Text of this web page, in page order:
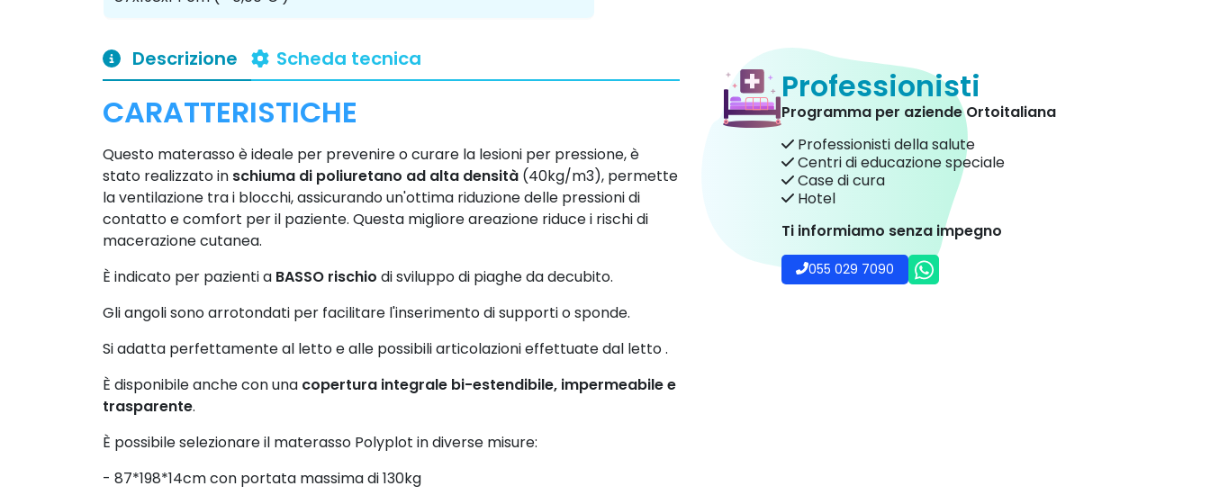
Professionisti
Programma per aziende Ortoitaliana
Professionisti della salute
Centri di educazione speciale
Case di cura
Hotel
Ti informiamo senza impegno
055 029 7090
Descrizione Scheda tecnica
CARATTERISTICHE
Questo materasso è ideale per prevenire o curare la lesioni per pressione, è
stato realizzato in schiuma di poliuretano ad alta densità (40kg/m3), permette
la ventilazione tra i blocchi, assicurando un'ottima riduzione delle pressioni di
contatto e comfort per il paziente. Questa migliore areazione riduce i rischi di
macerazione cutanea.
È indicato per pazienti a BASSO rischio di sviluppo di piaghe da decubito.
Gli angoli sono arrotondati per facilitare l'inserimento di supporti o sponde.
Si adatta perfettamente al letto e alle possibili articolazioni effettuate dal letto .
È disponibile anche con una copertura integrale bi-estendibile, impermeabile e
trasparente.
È possibile selezionare il materasso Polyplot in diverse misure:
- 87*198*14cm con portata massima di 130kg